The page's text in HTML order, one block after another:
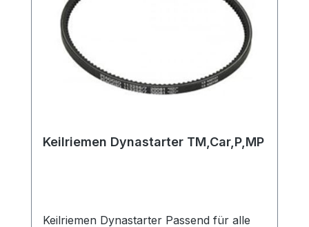
Keilriemen Dynastarter TM,Car,P,MP
Keilriemen Dynastarter Passend für alle